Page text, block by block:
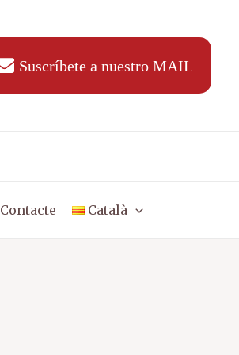
Suscríbete a nuestro MAIL
Contacte Català